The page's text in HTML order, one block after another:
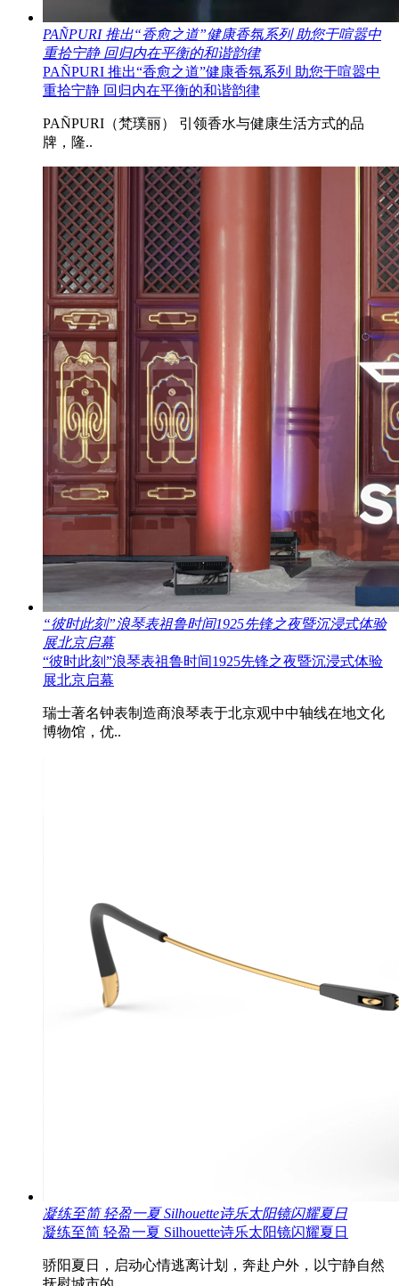
PAÑPURI 推出“香愈之道”健康⾹氛系列 助您于喧嚣中
重拾宁静 回归内在平衡的和谐韵律
PAÑPURI 推出“香愈之道”健康⾹氛系列 助您于喧嚣中
重拾宁静 回归内在平衡的和谐韵律
PAÑPURI（梵璞丽） 引领香水与健康生活方式的品
牌，隆..
“彼时此刻”浪琴表祖鲁时间1925先锋之夜暨沉浸式体验
展北京启幕
“彼时此刻”浪琴表祖鲁时间1925先锋之夜暨沉浸式体验
展北京启幕
瑞士著名钟表制造商浪琴表于北京观中中轴线在地文化
博物馆，优..
凝练至简 轻盈一夏 Silhouette诗乐太阳镜闪耀夏日
凝练至简 轻盈一夏 Silhouette诗乐太阳镜闪耀夏日
骄阳夏日，启动心情逃离计划，奔赴户外，以宁静自然